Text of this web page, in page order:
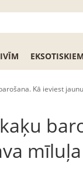
EKSOTISKIEM
Kā ieviest